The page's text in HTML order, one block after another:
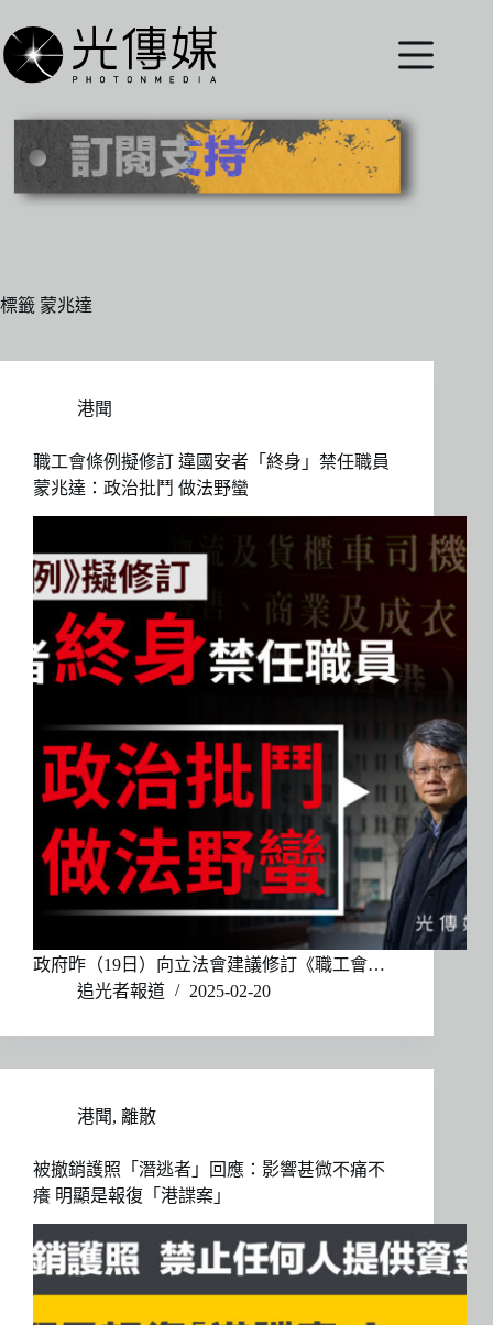
至
主
內
標籤 蒙兆達
港聞
職工會條例擬修訂 違國安者「終身」禁任職員
蒙兆達：政治批鬥 做法野蠻
政府昨（19日）向立法會建議修訂《職工會…
追光者報道
2025-02-20
港聞, 離散
被撤銷護照「潛逃者」回應：影響甚微不痛不
癢 明顯是報復「港諜案」